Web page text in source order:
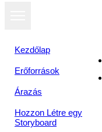
Kezdőlap
Erőforrások
Árazás
Hozzon Létre egy
Storyboard
Megtekintés
diavetítésként